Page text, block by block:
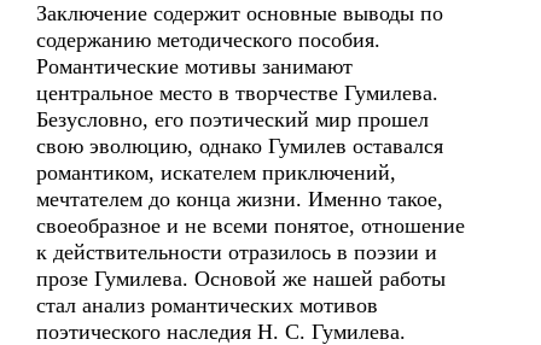
Заключение содержит основные выводы по
содержанию методического пособия.
Романтические мотивы занимают
центральное место в творчестве Гумилева.
Безусловно, его поэтический мир прошел
свою эволюцию, однако Гумилев оставался
романтиком, искателем приключений,
мечтателем до конца жизни. Именно такое,
своеобразное и не всеми понятое, отношение
к действительности отразилось в поэзии и
прозе Гумилева. Основой же нашей работы
стал анализ романтических мотивов
поэтического наследия Н. С. Гумилева.